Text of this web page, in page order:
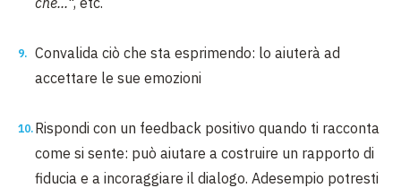
Convalida ciò che sta esprimendo: lo aiuterà ad
accettare le sue emozioni
Rispondi con un feedback positivo quando ti racconta
come si sente: può aiutare a costruire un rapporto di
fiducia e a incoraggiare il dialogo. Adesempio potresti